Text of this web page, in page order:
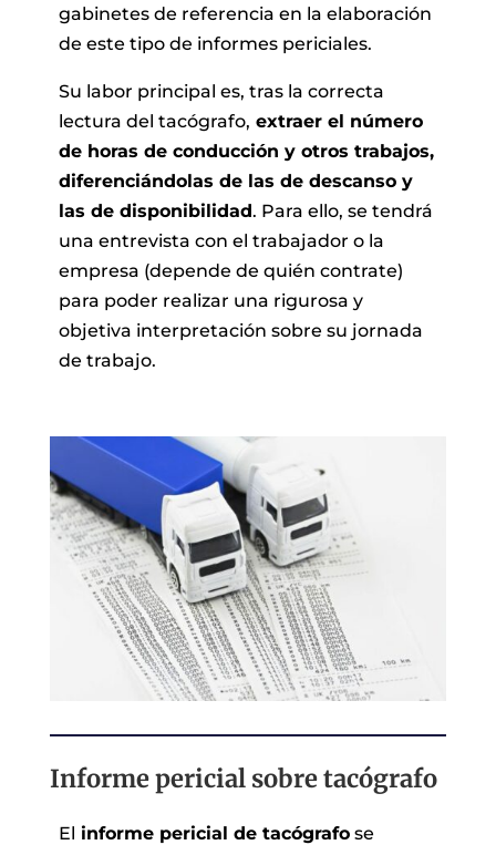
gabinetes de referencia en la elaboración
de este tipo de informes periciales.
Su labor principal es, tras la correcta
lectura del tacógrafo, extraer el número
de horas de conducción y otros trabajos,
diferenciándolas de las de descanso y
las de disponibilidad. Para ello, se tendrá
una entrevista con el trabajador o la
empresa (depende de quién contrate)
para poder realizar una rigurosa y
objetiva interpretación sobre su jornada
de trabajo.
Informe pericial sobre tacógrafo
El informe pericial de tacógrafose